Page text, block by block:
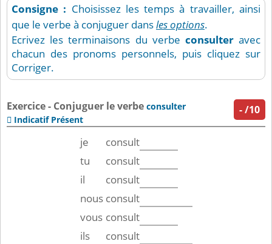
Consigne : Choisissez les temps à travailler, ainsi
que le verbe à conjuguer dansles options.
Ecrivez les terminaisons du verbe consulteravec
chacun des pronoms personnels, puis cliquez sur
Corriger.
-/10
Exercice - Conjuguer le verbe consulter
 Indicatif Présent
je
consult
tu
consult
il
consult
nous consult
vous consult
ils
consult